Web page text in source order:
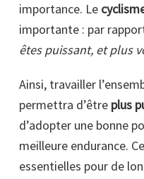
importance. Le
importante : par
êtes puissant, et plus
Ainsi, travailler
permettra d’être plus
d’adopter une bonne
meilleure endurance.
essentielles pour de